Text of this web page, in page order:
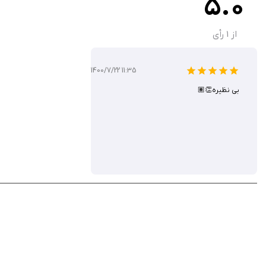
بازار ارزهای دیجیتال در ایران با چالش‌هایی مثل نوسانات قیمت دلار،
است. این برنامه از زبان فارسی پشتیبانی می‌کند و امکان واریز و برداشت ریالی را از
5.0
از 1 رأی
1400/7/22 11:35
بی نظیره👏🏽